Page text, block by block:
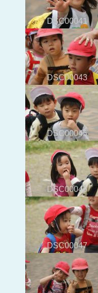
DSC00041
DSC00043
DSC00045
DSC00046
DSC00047